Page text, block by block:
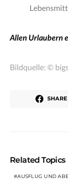
Allen Urlaubern
Bildquelle: ©
SHARE
Related Topics
AUSFLUG UND